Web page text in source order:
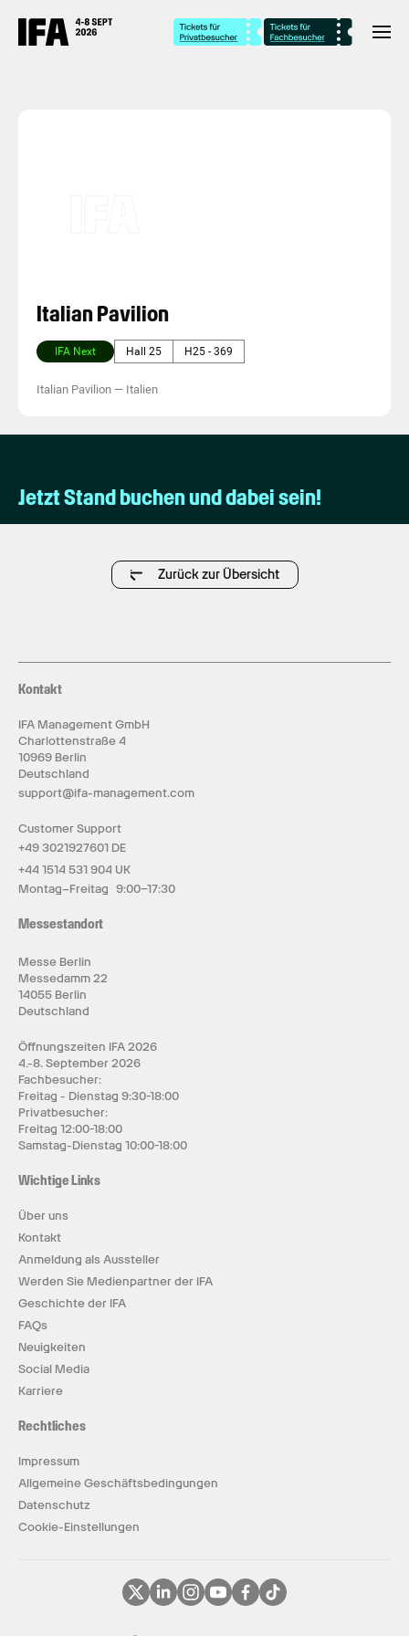
Italian Pavilion
IFA Next Hall 25 H25 - 369
Italian Pavilion — Italien
Jetzt Stand buchen und dabei sein!
Zurück zur Übersicht
Kontakt
IFA Management GmbH
Charlottenstraße 4
10969 Berlin
Deutschland
support@ifa-management.com
Customer Support
+49 3021927601 DE
+44 1514 531 904 UK
Montag–Freitag 9:00–17:30
Messestandort
Messe Berlin
Messedamm 22
14055 Berlin
Deutschland
Öffnungszeiten IFA 2026
4.-8. September 2026
Fachbesucher:
Freitag - Dienstag 9:30-18:00
Privatbesucher:
Freitag 12:00-18:00
Samstag-Dienstag 10:00-18:00
Wichtige Links
Über uns
Kontakt
Anmeldung als Aussteller
Werden Sie Medienpartner der IFA
Geschichte der IFA
FAQs
Neuigkeiten
Social Media
Karriere
Rechtliches
Impressum
Allgemeine Geschäftsbedingungen
Datenschutz
Cookie-Einstellungen